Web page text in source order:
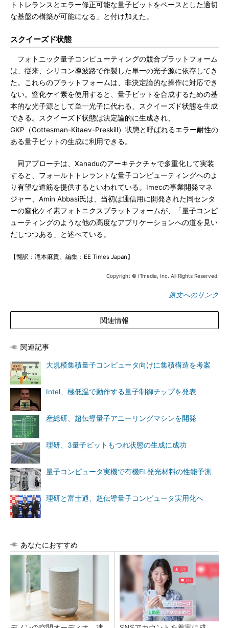
トトレランスとエラー修正可能な量子ビットをベースとした適切
な基盤の構築が可能になる」と付け加えた。
スクイーズド状態
フォトニック量子コンピューティングの競合プラットフォーム
は、従来、シリコン導波路で作製した単一の光子源に依存してき
た。これらのプラットフォームは、非決定論的な操作に対応でき
ない。窒化ケイ素を使用すると、量子ビットを合成するための基
本的な光子源として単一光子に代わる、スクイーズド状態を生成
できる。スクイーズド状態は決定論的に生成され、
GKP（Gottesman-Kitaev-Preskill）状態と呼ばれるエラー耐性の
ある量子ビットの生成に利用できる。
同アプローチは、Xanaduのアーキテクチャで多重化して実装
すると、フォールトトレラントな量子コンピューティングへのよ
り有望な道筋を提供するといわれている。Imecの事業開発マネ
ジャー、Amin Abbasi氏は、当初は通信用に開発された同センタ
ーの窒化ケイ素フォトニクスプラットフォームが、「量子コンピ
ューティングのような他の高度なアプリケーションへの道を見い
だしつつある」と述べている。
【翻訳：滝本麻貴、編集：EE Times Japan】
Copyright © ITmedia, Inc. All Rights Reserved.
原文へのリンク
関連情報
関連記事
大規模集積量子コンピュータ向けに集積構造を考案
Intel、極低温で動作する量子制御チップを発表
産総研、超伝導量子アニーリングマシンを開発
理研、3量子ビットもつれ状態の生成に成功
量子コンピュータ実機で有機EL発光材料の性能予測
理研と富士通、超伝導量子コンピュータ実用化へ
あなたにおすすめ